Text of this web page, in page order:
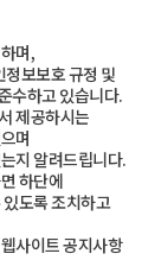
며,
보보호 규정 및
수하고 있습니다.
제공하시는
며
지 알려드립니다.
하단에
도록 조치하고
사이트 공지사항